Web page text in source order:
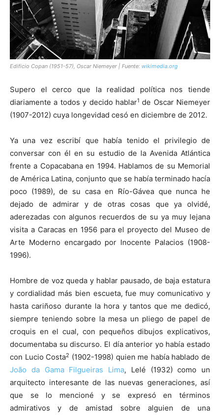
Edificio Copan (1951-57), Oscar Niemeyer | Fuente: wikimedia.org
Supero el cerco que la realidad política nos tiende
diariamente a todos y decido hablar1 de Oscar Niemeyer
(1907-2012) cuya longevidad cesó en diciembre de 2012.
Ya una vez escribí que había tenido el privilegio de
conversar con él en su estudio de la Avenida Atlántica
frente a Copacabana en 1994. Hablamos de su Memorial
de América Latina, conjunto que se había terminado hacía
poco (1989), de su casa en Río-Gávea que nunca he
dejado de admirar y de otras cosas que ya olvidé,
aderezadas con algunos recuerdos de su ya muy lejana
visita a Caracas en 1956 para el proyecto del Museo de
Arte Moderno encargado por Inocente Palacios (1908-
1996).
Hombre de voz queda y hablar pausado, de baja estatura
y cordialidad más bien escueta, fue muy comunicativo y
hasta cariñoso durante la hora y tantos que me dedicó,
siempre teniendo sobre la mesa un pliego de papel de
croquis en el cual, con pequeños dibujos explicativos,
documentaba su discurso. El día anterior yo había estado
con Lucio Costa2 (1902-1998) quien me había hablado de
João da Gama Filgueiras Lima, Lelé (1932) como un
arquitecto interesante de las nuevas generaciones, así
que se lo mencioné y se expresó en términos
admirativos y de amistad sobre alguien de una